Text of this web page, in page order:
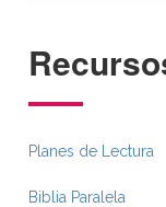
Planes de Lectura
Biblia Paralela